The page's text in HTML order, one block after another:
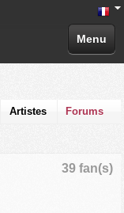
Menu
Artistes Forums
39 fan(s)